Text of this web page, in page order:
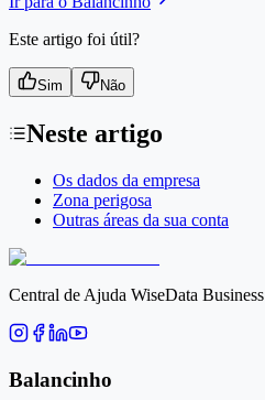
Este artigo foi útil?
Sim Não
Neste artigo
Os dados da empresa
Zona perigosa
Outras áreas da sua conta
Central de Ajuda WiseData Business
Balancinho